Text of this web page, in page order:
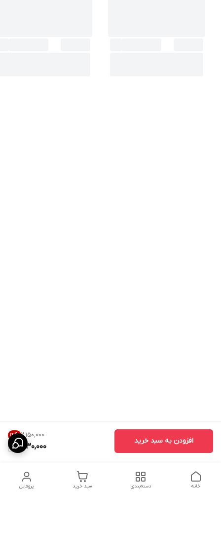
۲٬۱۵۰٬۰۰۰ 14%
1,830,000
افزودن به سبد خرید
پروفایل سبد خرید دسته‌بندی خانه